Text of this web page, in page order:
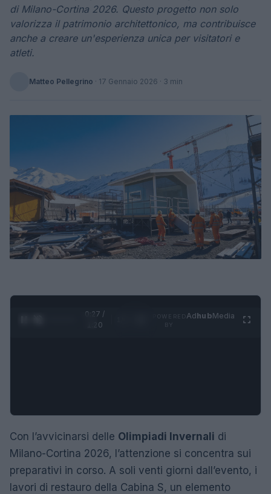
di Milano-Cortina 2026. Questo progetto non solo
valorizza il patrimonio architettonico, ma contribuisce
anche a creare un'esperienza unica per visitatori e
atleti.
Matteo Pellegrino · 17 Gennaio 2026 · 3 min
0:28 /
1:20
AdhubMedia
Con l’avvicinarsi delle Olimpiadi Invernali di
Milano-Cortina 2026, l’attenzione si concentra sui
preparativi in corso. A soli venti giorni dall’evento, i
lavori di restauro della Cabina S, un elemento